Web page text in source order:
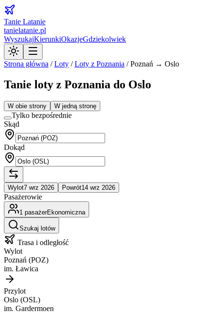
Tanie Latanie
tanielatanie.pl
WyszukajKierunkiOkazjeGdziekolwiek
Strona główna /Loty /Loty z Poznania /Poznań → Oslo
Tanie loty z Poznania do Oslo
W obie strony W jedną stronę
Tylko bezpośrednie
Skąd
Dokąd
Wylot7 wrz 2026 Powrót14 wrz 2026
Pasażerowie
1 pasażerEkonomiczna
Szukaj lotów
Trasa i odległość
Wylot
Poznań (POZ)
im. Ławica
Przylot
Oslo (OSL)
im. Gardermoen